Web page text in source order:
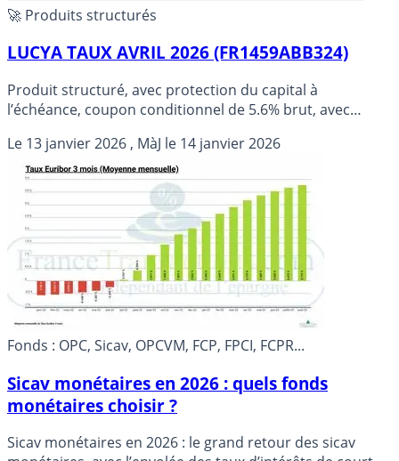
🚀 Produits structurés
LUCYA TAUX AVRIL 2026 (FR1459ABB324)
Produit structuré, avec protection du capital à
l’échéance, coupon conditionnel de 5.6% brut, avec
à 3%.
Le 13 janvier 2026 , MàJ le 14 janvier 2026
Fonds : OPC, Sicav, OPCVM, FCP, FPCI, FCPR...
Sicav monétaires en 2026 : quels fonds
monétaires choisir ?
Sicav monétaires en 2026 : le grand retour des sicav